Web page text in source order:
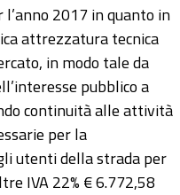
2017 in quanto in
attrezzatura tecnica
in modo tale da
pubblico a
continuità alle attività
per la
utenti della strada per
IVA 22% € 6.772,58